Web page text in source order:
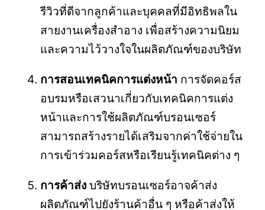
รีวิวที่ดีจากลูกค้าและบุคคลที่มีอิทธิพลใน
สายงานเครื่องสำอาง เพื่อสร้างความนิยม
และความไว้วางใจในผลิตภัณฑ์ของบริษัท
การสอนเทคนิคการแต่งหน้า การจัดคอร์ส
อบรมหรือเสวนาเกี่ยวกับเทคนิคการแต่ง
หน้าและการใช้ผลิตภัณฑ์บรอนเซอร์
สามารถสร้างรายได้เสริมจากค่าใช้จ่ายใน
การเข้าร่วมคอร์สหรือเรียนรู้เทคนิคต่าง ๆ
การค้าส่ง บริษัทบรอนเซอร์อาจค้าส่ง
ผลิตภัณฑ์ไปยังร้านค้าอื่น ๆ หรือค้าส่งให้